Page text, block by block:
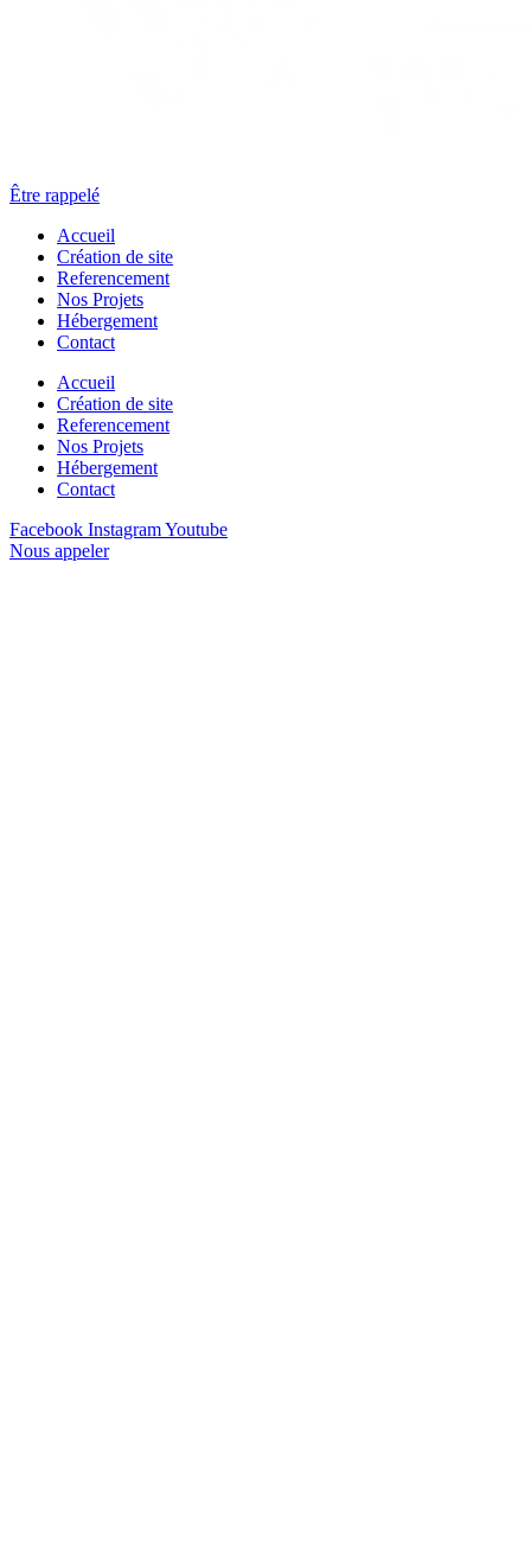
Être rappelé
Accueil
Création de site
Referencement
Nos Projets
Hébergement
Contact
Accueil
Création de site
Referencement
Nos Projets
Hébergement
Contact
Facebook InstagramYoutube
Nous appeler